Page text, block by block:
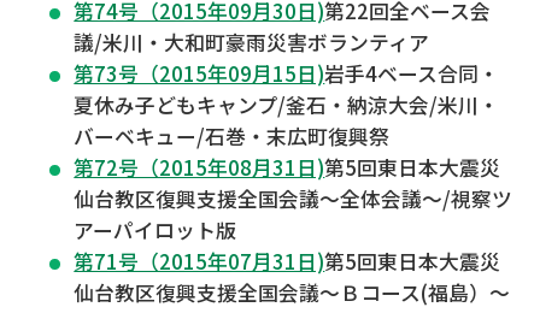
第74号（2015年09月30日)第22回全ベース会
議/米川・大和町豪雨災害ボランティア
第73号（2015年09月15日)岩手4ベース合同・
夏休み子どもキャンプ/釜石・納涼大会/米川・
バーベキュー/石巻・末広町復興祭
第72号（2015年08月31日)第5回東日本大震災
仙台教区復興支援全国会議～全体会議～/視察ツ
アーパイロット版
第71号（2015年07月31日)第5回東日本大震災
仙台教区復興支援全国会議～Ｂコース(福島）～